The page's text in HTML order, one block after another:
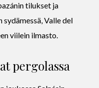
tilukset ja
Valle del
viilein ilmasto.
pergolassa